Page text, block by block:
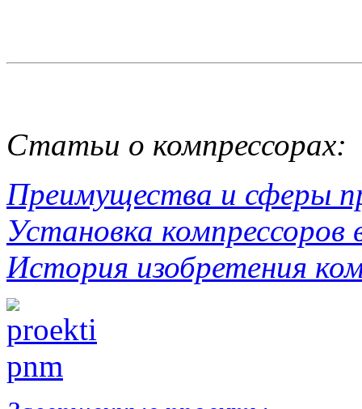
Статьи о компрессорах:
Преимущества и сферы
Установка компрессоров
История изобретения